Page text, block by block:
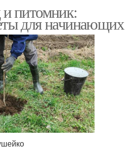
питомник:
для начинающих